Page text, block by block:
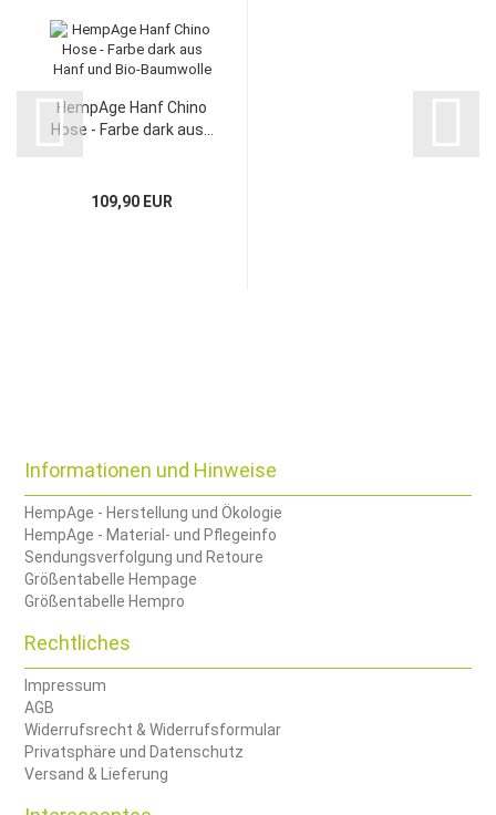
HempAge Hanf Chino
Hose - Farbe dark aus...
109,90 EUR
Informationen und Hinweise
HempAge - Herstellung und Ökologie
HempAge - Material- und Pflegeinfo
Sendungsverfolgung und Retoure
Größentabelle Hempage
Größentabelle Hempro
Rechtliches
Impressum
AGB
Widerrufsrecht & Widerrufsformular
Privatsphäre und Datenschutz
Versand & Lieferung